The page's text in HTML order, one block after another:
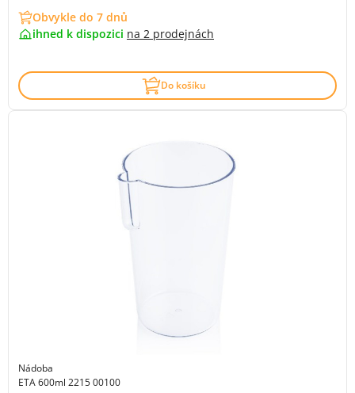
Obvykle do 7 dnů
ihned k dispozici na 2 prodejnách
Do košíku
Nádoba
ETA 600ml 2215 00100